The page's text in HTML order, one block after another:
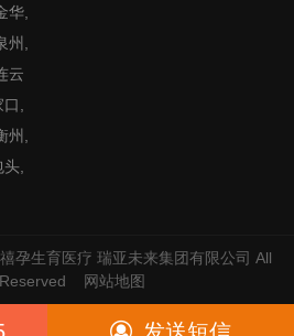
华,
,
云
,
,
,
禧孕生育医疗 瑞亚未来集团有限公司 All
网站地图